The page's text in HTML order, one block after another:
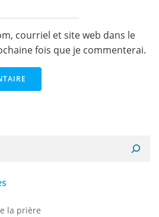
courriel et site web dans le
fois que je commenterai.
la prière